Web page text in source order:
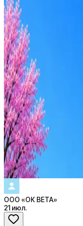
ООО «ОК
2активные вакансии
Перейти на сайт
Стратегия
AI
ООО «ОК ВЕТА»
21 июл.